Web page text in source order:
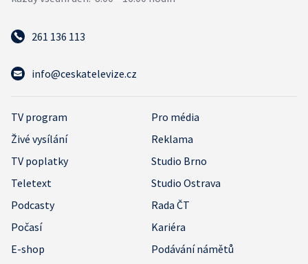
261 136 113
info@ceskatelevize.cz
TV program
Pro média
Živé vysílání
Reklama
TV poplatky
Studio Brno
Teletext
Studio Ostrava
Podcasty
Rada ČT
Počasí
Kariéra
E-shop
Podávání námětů